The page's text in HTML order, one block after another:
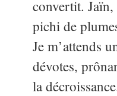
convertit. Jaïn,
pichi de
Je m’attends
dévotes,
la